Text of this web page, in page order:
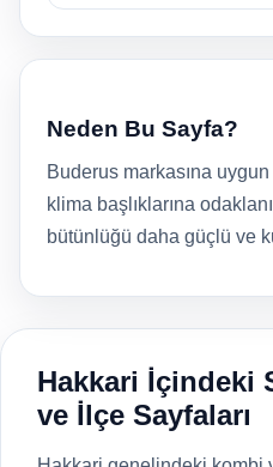
Neden Bu Sayfa?
Buderus markasına
klima başlıklarına
bütünlüğü daha güçlü ve
Hakkari İçindeki
ve İlçe Sayfaları